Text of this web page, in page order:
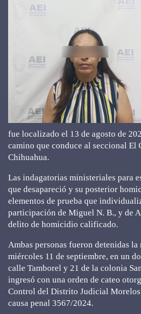
fue localizado el 13 de agosto de
camino que conduce al seccional El
Chihuahua.
Las indagatorias ministeriales para
que desapareció y su posterior
elementos de prueba que
participación de Miguel N. B., y de
delito de homicidio calificado.
Ambas personas fueron detenidas la
miércoles 11 de septiembre, en un
calle Tamborel y 21 de la colonia
ingresó con una orden de cateo
Control del Distrito Judicial Morelos
causa penal 3567/2024.